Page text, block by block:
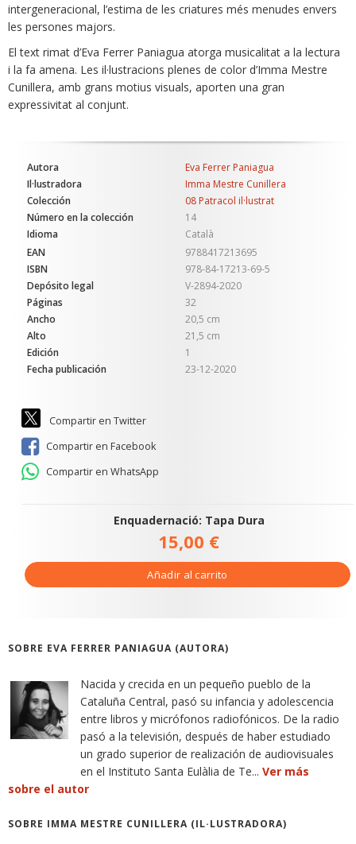
intergeneracional, l’estima de les criatures més menudes envers
les persones majors.
El text rimat d’Eva Ferrer Paniagua atorga musicalitat a la lectura
i la fa amena. Les il·lustracions plenes de color d’Imma Mestre
Cunillera, amb grans motius visuals, aporten una gran
expressivitat al conjunt.
Autora
Eva Ferrer Paniagua
Il·lustradora
Imma Mestre Cunillera
Colección
08 Patracol il·lustrat
Número en la colección
14
Idioma
Català
EAN
9788417213695
ISBN
978-84-17213-69-5
Depósito legal
V-2894-2020
Páginas
32
Ancho
20,5 cm
Alto
21,5 cm
Edición
1
Fecha publicación
23-12-2020
Compartir en Twitter
Compartir en Facebook
Compartir en WhatsApp
Enquadernació: Tapa Dura
15,00 €
Añadir al carrito
SOBRE EVA FERRER PANIAGUA (AUTORA)
Nacida y crecida en un pequeño pueblo de la
Cataluña Central, pasó su infancia y adolescencia
entre libros y micrófonos radiofónicos. De la radio
pasó a la televisión, después de haber estudiado
un grado superior de realización de audiovisuales
en el Instituto Santa Eulàlia de Te... Ver más
sobre el autor
SOBRE IMMA MESTRE CUNILLERA (IL·LUSTRADORA)